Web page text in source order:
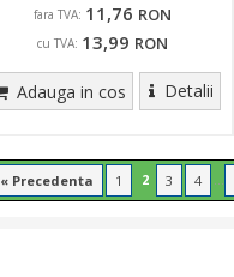
fara TVA: 11,76 RON
cu TVA: 13,99 RON
Adauga in cos Detalii
« Precedenta 1 2 3 4 ...